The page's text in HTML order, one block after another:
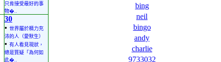
只肯接受最好的事
物�..
30
• 世界屬於精力充
沛的人（愛默生）
• 有人看見現狀，
總是質疑「為何如
此�..
bing
neil
bingo
andy
charlie
9733032